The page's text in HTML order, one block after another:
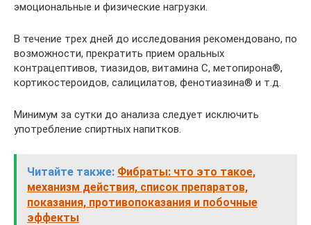
эмоциональные и физические нагрузки.
В течение трех дней до исследования рекомендовано, по
возможности, прекратить прием оральных
контрацептивов, тиазидов, витамина С, метопирона®,
кортикостероидов, салицилатов, фенотиазина® и т.д.
Минимум за сутки до анализа следует исключить
употребление спиртных напитков.
Читайте также: Фибраты: что это такое,
механизм действия, список препаратов,
показания, противопоказания и побочные
эффекты